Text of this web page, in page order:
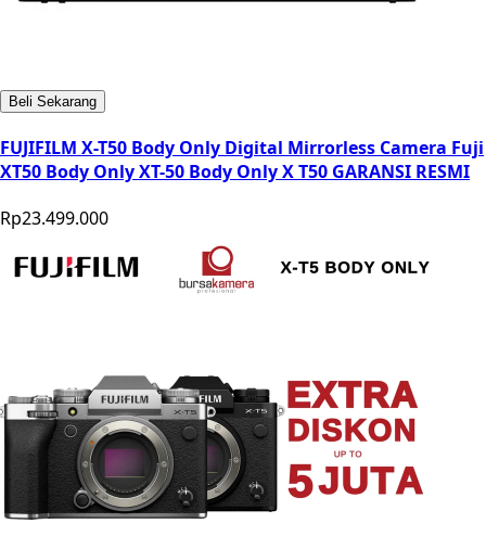
Beli Sekarang
FUJIFILM X-T50 Body Only Digital Mirrorless Camera Fuji
XT50 Body Only XT-50 Body Only X T50 GARANSI RESMI
Rp23.499.000